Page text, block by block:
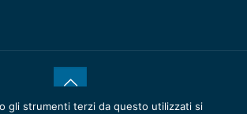
gli strumenti terzi da questo utilizzati si